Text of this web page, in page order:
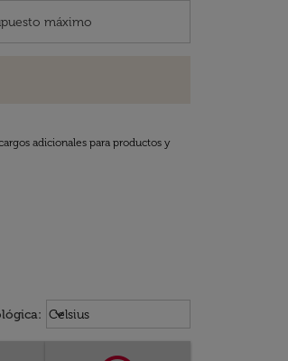
adicionales para productos y
: Weather unit option Celsius
Celsius
keyboard_arrow_down